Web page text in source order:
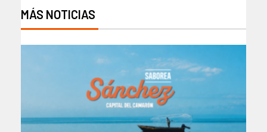
MÁS NOTICIAS